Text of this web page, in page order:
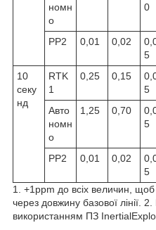
номн
о
0
PP2 0,01 0,02
5
10
секу
нд
RTK
1
0,25 0,15
5
Авто
номн
о
1,25 0,70
5
PP2 0,01 0,02
5
1. +1ppm до всіх величин,
через довжину базової лінії.
використанням ПЗ